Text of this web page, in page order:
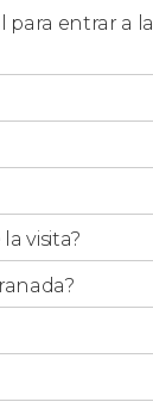
este itinerario
y sus
podéis
visita no
entrar a la
visita?